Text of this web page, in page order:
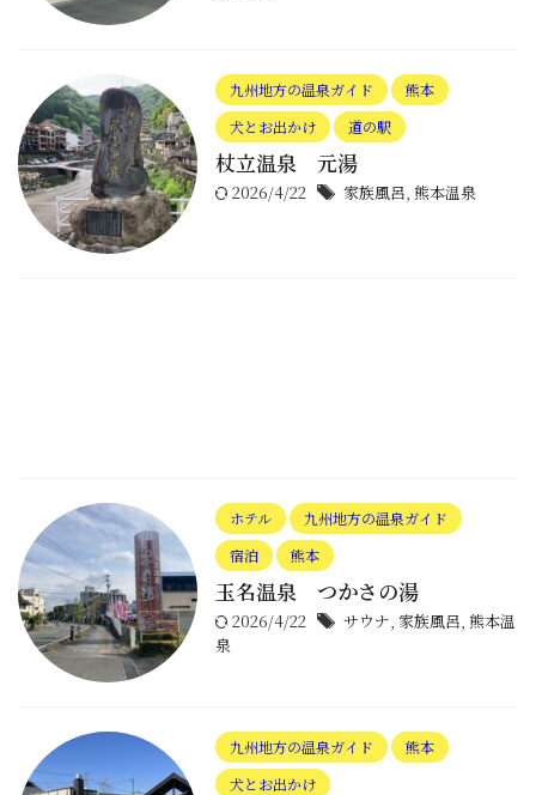
九州地方の温泉ガイド
熊本
犬とお出かけ
道の駅
杖立温泉 元湯
2026/4/22 家族風呂, 熊本温泉
ホテル
九州地方の温泉ガイド
宿泊
熊本
玉名温泉 つかさの湯
2026/4/22 サウナ, 家族風呂, 熊本温
泉
九州地方の温泉ガイド
熊本
犬とお出かけ